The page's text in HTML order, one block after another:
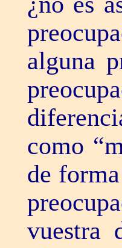
alguna
como
de
vuestra